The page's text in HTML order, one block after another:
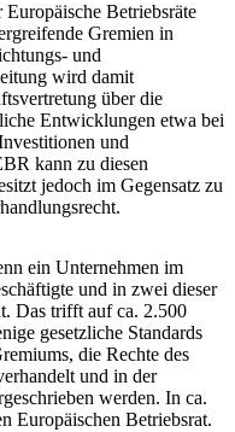
Betriebsräte
Gremien in
und
wird damit
über die
Entwicklungen etwa bei
und
kann zu diesen
jedoch im Gegensatz zu
ein Unternehmen im
und in zwei dieser
Das trifft auf ca. 2.500
gesetzliche Standards
die Rechte des
und in der
werden. In ca.
Europäischen Betriebsrat.